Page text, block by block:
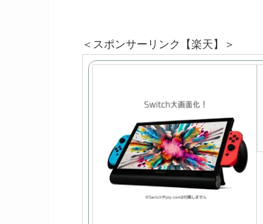
＜スポンサーリンク【楽天】＞